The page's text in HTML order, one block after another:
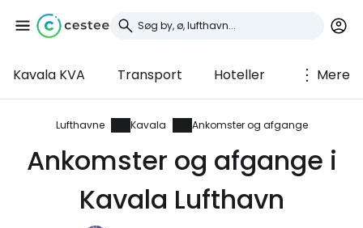
Kavala KVA Transport Hoteller Mere
Lufthavne Kavala Ankomster og afgange
Ankomster og afgange i
Kavala Lufthavn
Log ind på Cestee
... det verdensomspændende
Fortsæt med Google